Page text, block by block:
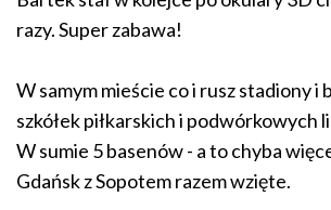
razy. Super zabawa!
W samym mieście co i rusz stadiony i
szkółek piłkarskich i podwórkowych
W sumie 5 basenów - a to chyba
Gdańsk z Sopotem razem wzięte.